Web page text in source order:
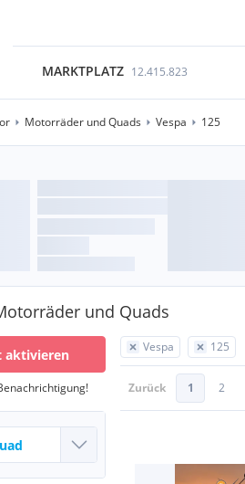
MARKTPLATZ 12.415.823
Motorräder und Quads Vespa 125
und Quads
Vespa 125
Zurück 1 2
aktivieren